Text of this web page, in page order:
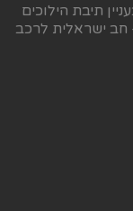
תיבת הילוכים
חב ישראלית לרכב